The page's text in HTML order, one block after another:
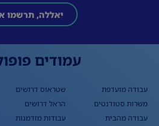
יאללה, תרשמו
עמודים
עבודה מועדפת
משרות סטודנטים
עבודה מהבית
שטראוס דרושים
הראל דרושים
עבודות מזדמנות